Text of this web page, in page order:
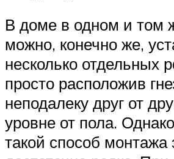
В доме в одном и том
можно, конечно же,
несколько отдельных
просто расположив
неподалеку друг от
уровне от пола.
такой способ монтажа